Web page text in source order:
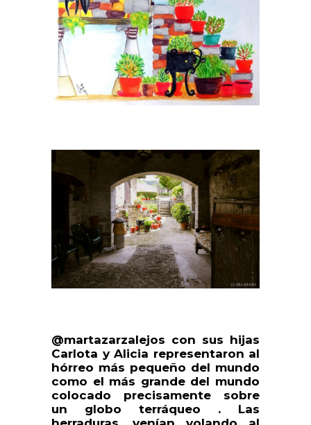
@martazarzalejos con sus hijas
Carlota y Alicia representaron al
hórreo más pequeño del mundo
como el más grande del mundo
colocado precisamente sobre
un globo terráqueo . Las